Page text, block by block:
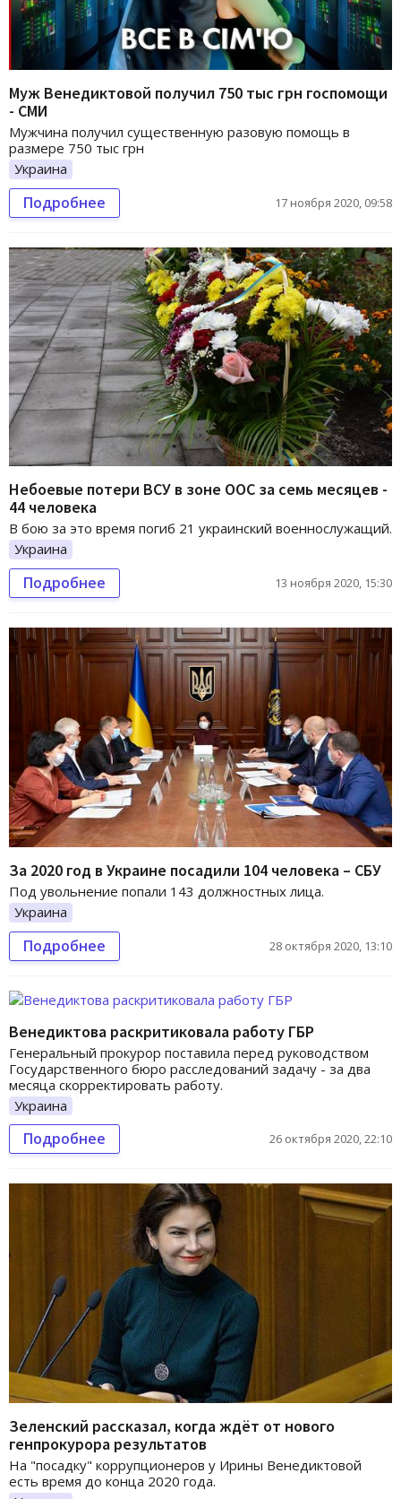
Муж Венедиктовой получил 750 тыс грн госпомощи
- СМИ
Мужчина получил существенную разовую помощь в
размере 750 тыс грн
Украина
Подробнее 17 ноября 2020, 09:58
Небоевые потери ВСУ в зоне ООС за семь месяцев -
44 человека
В бою за это время погиб 21 украинский военнослужащий.
Украина
Подробнее 13 ноября 2020, 15:30
За 2020 год в Украине посадили 104 человека – СБУ
Под увольнение попали 143 должностных лица.
Украина
Подробнее 28 октября 2020, 13:10
Венедиктова раскритиковала работу ГБР
Генеральный прокурор поставила перед руководством
Государственного бюро расследований задачу - за два
месяца скорректировать работу.
Украина
Подробнее 26 октября 2020, 22:10
Зеленский рассказал, когда ждёт от нового
генпрокурора результатов
На "посадку" коррупционеров у Ирины Венедиктовой
есть время до конца 2020 года.